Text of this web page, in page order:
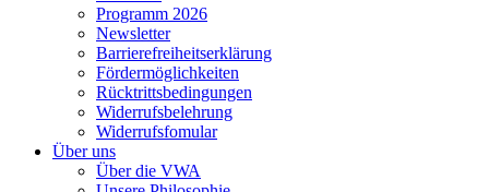
Programm 2026
Newsletter
Barrierefreiheitserklärung
Fördermöglichkeiten
Rücktrittsbedingungen
Widerrufsbelehrung
Widerrufsfomular
Über uns
Über die VWA